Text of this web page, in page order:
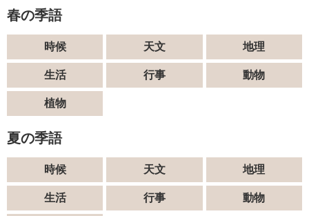
春の季語
時候 天文 地理
生活 行事 動物
植物
夏の季語
時候 天文 地理
生活 行事 動物